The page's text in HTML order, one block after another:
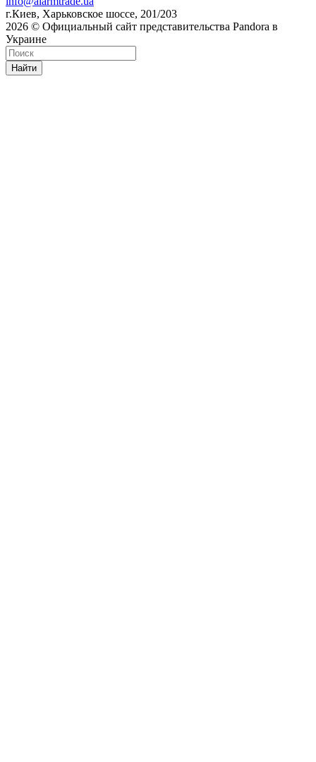
г.Киев, Харьковское шоссе, 201/203
2026 © Официальный сайт представительства Pandora в
Украине
Найти